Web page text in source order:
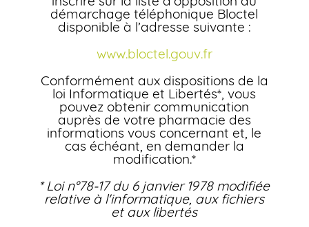
démarchage téléphonique Bloctel
disponible à l’adresse suivante :
www.bloctel.gouv.fr
Conformément aux dispositions de la
loi Informatique et Libertés*, vous
pouvez obtenir communication
auprès de votre pharmacie des
informations vous concernant et, le
cas échéant, en demander la
modification.*
* Loi n°78-17 du 6 janvier 1978 modifiée
relative à l'informatique, aux fichiers
et aux libertés